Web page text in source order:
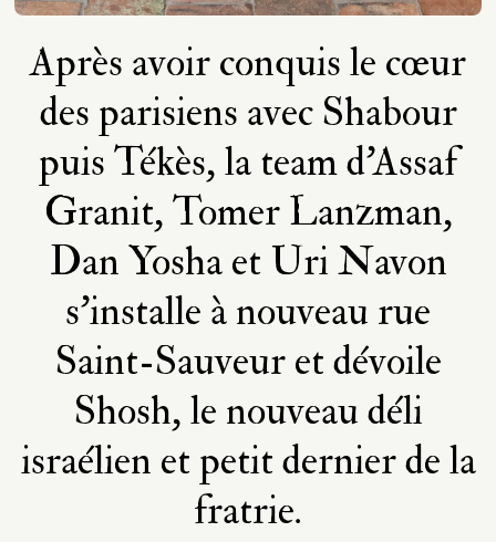
Après avoir conquis le cœur
des parisiens avec Shabour
puis Tékès, la team d’Assaf
Granit, Tomer Lanzman,
Dan Yosha et Uri Navon
s’installe à nouveau rue
Saint-Sauveur et dévoile
Shosh, le nouveau déli
israélien et petit dernier de la
fratrie.